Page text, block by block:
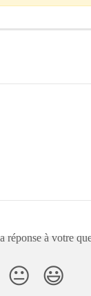
réponse à votre
😐 😃